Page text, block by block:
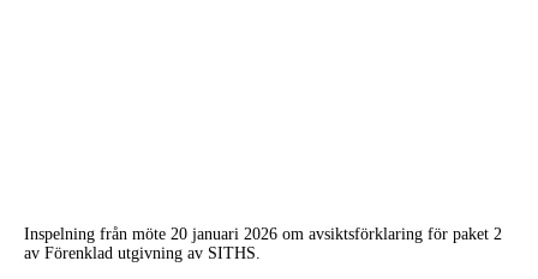
Inspelning från möte 20 januari 2026 om avsiktsförklaring för paket 2
av Förenklad utgivning av SITHS.